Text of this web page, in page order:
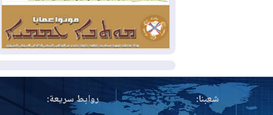
2026-07-31
سبتة تهز أوروبا.. إيطاليا تهدد
بورقة شنغن وفرنسا تشدد الحدود
شعبنا: روابط سريعة: